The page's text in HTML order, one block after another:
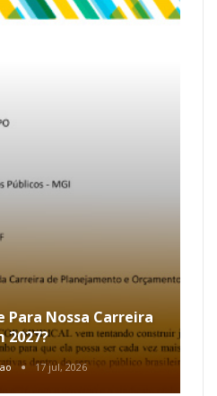
Para Nossa Carreira
2027?
17 jul, 2026